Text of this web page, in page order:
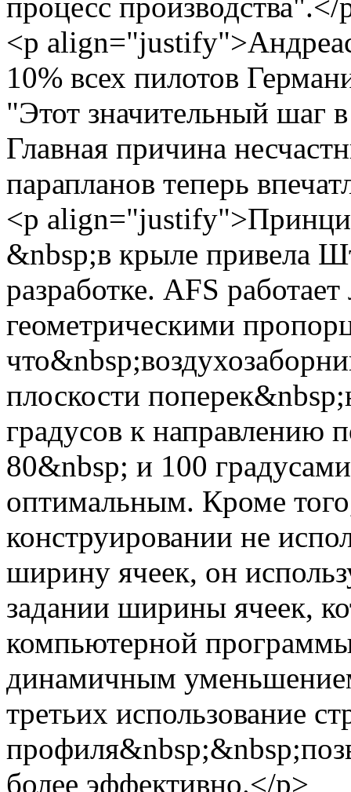
<p
10% всех пилотов
"Этот значительный шаг
Главная причина
парапланов теперь
<p
&nbsp;в крыле привела
разработке. AFS
геометрическими
плоскости
градусов к направлению
80&nbsp; и 100
оптимальным. Кроме
конструировании не
ширину ячеек, он
задании ширины ячеек,
компьютерной
динамичным
третьих использование
более эффективно.</p>